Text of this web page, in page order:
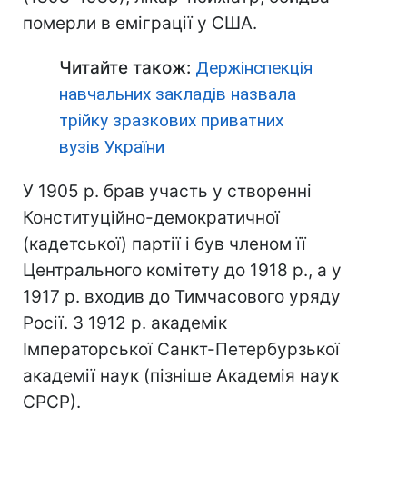
померли в еміграції у США.
Читайте також: Держінспекція
навчальних закладів назвала
трійку зразкових приватних
вузів України
У 1905 р. брав участь у створенні
Конституційно-демократичної
(кадетської) партії і був членом її
Центрального комітету до 1918 р., а у
1917 р. входив до Тимчасового уряду
Росії. З 1912 р. академік
Імператорської Санкт-Петербурзької
академії наук (пізніше Академія наук
СРСР).